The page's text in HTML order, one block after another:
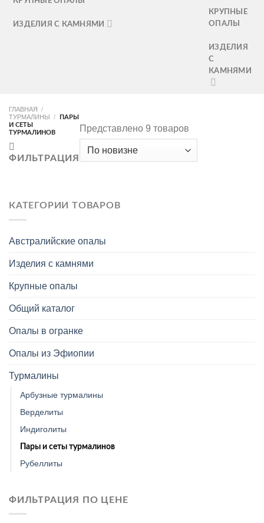
ИЗДЕЛИЯ С КАМНЯМИ
КРУПНЫЕ
ОПАЛЫ
ИЗДЕЛИЯ
С
КАМНЯМИ
ГЛАВНАЯ
/
ТУРМАЛИНЫ
/
ПАРЫ
И СЕТЫ
ТУРМАЛИНОВ
ФИЛЬТРАЦИЯ
Представлено 9 товаров
КАТЕГОРИИ ТОВАРОВ
Австралийские опалы
Изделия с камнями
Крупные опалы
Общий каталог
Опалы в огранке
Опалы из Эфиопии
Турмалины
Арбузные турмалины
Верделиты
Индиголиты
Пары и сеты турмалинов
Рубеллиты
ФИЛЬТРАЦИЯ ПО ЦЕНЕ